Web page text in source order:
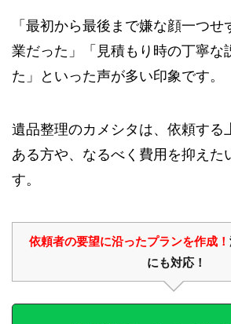
「最初から最後まで嫌な顔一つ
業だった」「見積もり時の丁寧な
た」といった声が多い印象です。
遺品整理のカメシタは、依頼する
ある方や、なるべく費用を抑えた
す。
依頼者の要望に沿ったプランを作成！
にも対応！